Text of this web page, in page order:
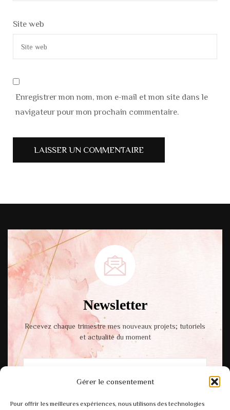
Gérer le consentement
Pour offrir les meilleures expériences, nous utilisons des technologies
Site web
Enregistrer mon nom, mon e-mail et mon site dans le
navigateur pour mon prochain commentaire.
Newsletter
Recevez chaque trimestre mes nouveaux projets; tutoriels
et actualité du moment